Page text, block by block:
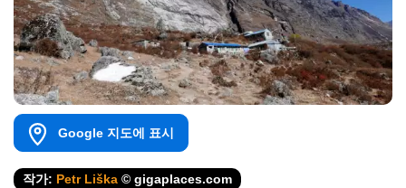
Google 지도에 표시
작가: Petr Liška © gigaplaces.com